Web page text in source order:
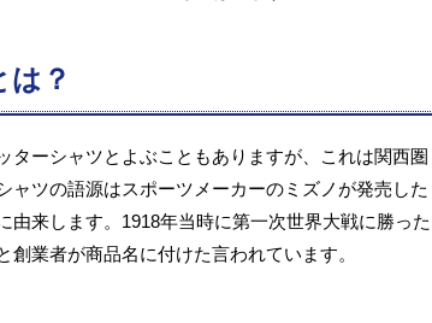
は？
ターシャツとよぶこともありますが、これは関西圏
ャツの語源はスポーツメーカーのミズノが発売した
由来します。1918年当時に第一次世界大戦に勝った
創業者が商品名に付けた言われています。